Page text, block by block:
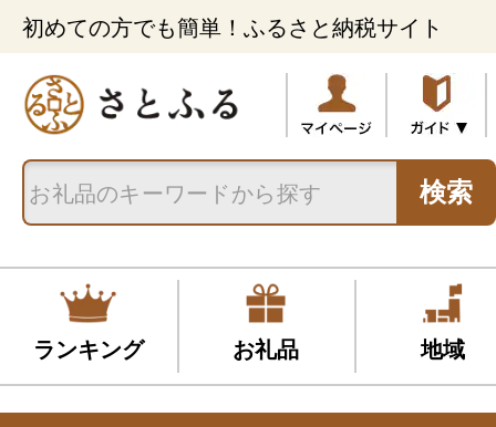
初めての方でも簡単！ふるさと納税サイト
検索
ランキング お礼品 地域